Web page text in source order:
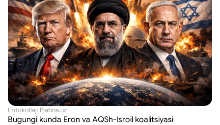
Fotokollaj: Platina.uz
Bugungi kunda Eron va AQSh-Isroil koalitsiyasi